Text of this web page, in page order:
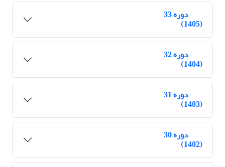
دوره 33
(1405)
دوره 32
(1404)
دوره 31
(1403)
دوره 30
(1402)